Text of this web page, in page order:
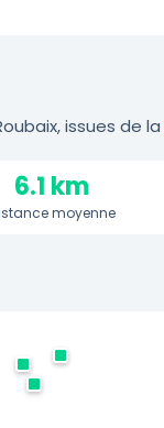
issues de la
6.1 km
moyenne